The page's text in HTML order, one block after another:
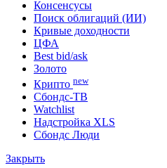
Войти Зарегистрироваться
Портфель
Консенсусы
Поиск облигаций (ИИ)
Кривые доходности
ЦФА
Best bid/ask
Золото
Крипто new
Watchlist